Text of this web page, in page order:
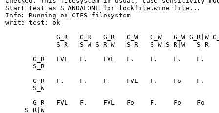
Start test as STANDALONE for lockfile.wine file...
Info: Running on CIFS filesystem
write test: ok